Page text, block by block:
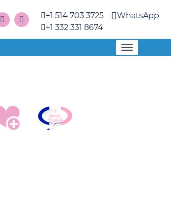
+1 514 703 3725
+1 332 331 8674
WhatsApp